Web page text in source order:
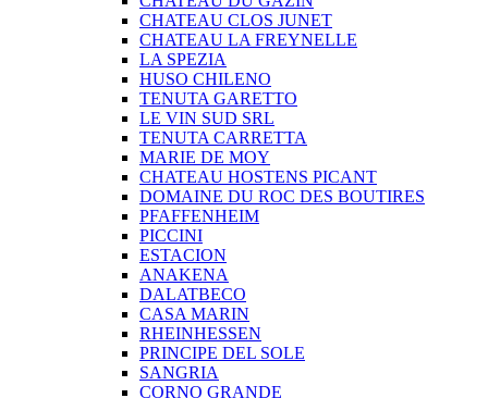
CHATEAU CLOS JUNET
CHATEAU LA FREYNELLE
LA SPEZIA
HUSO CHILENO
TENUTA GARETTO
LE VIN SUD SRL
TENUTA CARRETTA
MARIE DE MOY
CHATEAU HOSTENS PICANT
DOMAINE DU ROC DES BOUTIRES
PFAFFENHEIM
PICCINI
ESTACION
ANAKENA
DALATBECO
CASA MARIN
RHEINHESSEN
PRINCIPE DEL SOLE
SANGRIA
CORNO GRANDE